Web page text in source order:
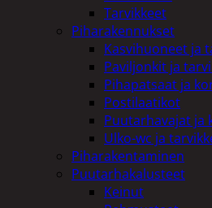
Tarvikkeet
Piharakennukset
Kasvihuoneet ja
Paviljonkit ja
Pihapatsaat ja
Postilaatikot
Puutarhavajat ja
Ulko-wc ja
Piharakentaminen
Puutarhakalusteet
Keinut